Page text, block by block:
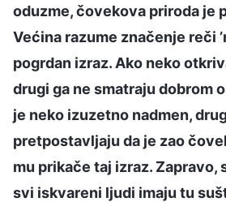
oduzme, čovekova priroda je
Većina razume značenje reči
pogrdan izraz. Ako neko
drugi ga ne smatraju dobrom
je neko izuzetno nadmen,
pretpostavljaju da je zao
mu prikače taj izraz. Zapravo,
svi iskvareni ljudi imaju tu